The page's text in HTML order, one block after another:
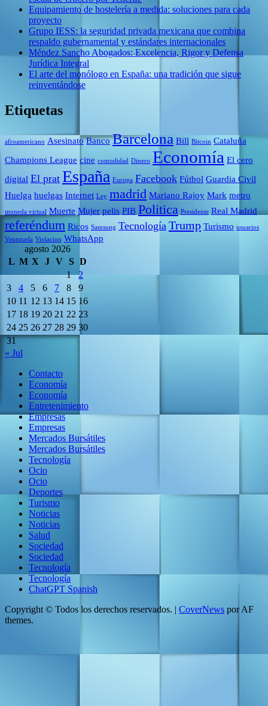
Equipamiento de hostelería a medida: soluciones para cada
proyecto
Grupo IESS: la seguridad privada mexicana que combina
respaldo gubernamental y estándares internacionales
Méndez Sancho Abogados: Excelencia, Rigor y Defensa
Jurídica Integral
El arte del monólogo en España: una tradición que sigue
reinventándose
Etiquetas
afroamericano Asesinato Banco Barcelona Bill Bitcoin Cataluña
Champions League cine comodidad Dinero Economía El cero
digital El prat España Europa Facebook Fútbol Guardia Civil
Huelga huelgas Internet Ley madrid Mariano Rajoy Mark metro
moneda virtual Muerte Mujer pelis PIB Politica Presidente Real Madrid
referéndum Ricos Samsung Tecnología Trump Turismo usuarios
Venezuela Violacion WhatsApp
agosto 2026
L M X J V S D
1
2
3
4 5 6 7 8
9
10 11 12 13 14 15 16
17 18 19 20 21 22 23
24 25 26 27 28 29 30
31
« Jul
Contacto
Economía
Economía
Entretenimiento
Empresas
Empresas
Mercados Bursátiles
Mercados Bursátiles
Tecnología
Ocio
Ocio
Deportes
Turismo
Noticias
Noticias
Salud
Sociedad
Sociedad
Tecnología
Tecnología
ChatGPT Spanish
Copyright © Todos los derechos reservados. | CoverNews por AF
themes.